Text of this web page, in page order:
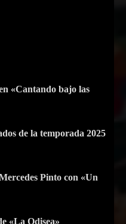
«Cantando bajo las
de la temporada 2025
Pinto con «Un
«La Odisea»